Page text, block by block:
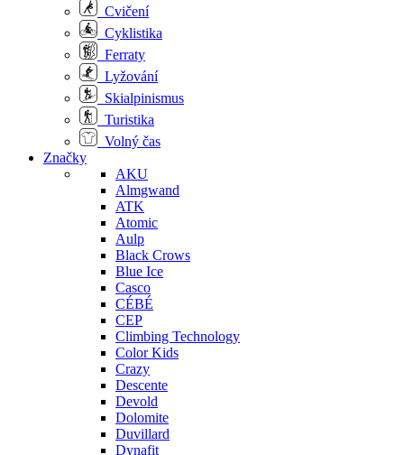
Cvičení
Cyklistika
Ferraty
Lyžování
Skialpinismus
Turistika
Volný čas
Značky
AKU
Almgwand
ATK
Atomic
Aulp
Black Crows
Blue Ice
Casco
CÉBÉ
CEP
Climbing Technology
Color Kids
Crazy
Descente
Devold
Dolomite
Duvillard
Dynafit